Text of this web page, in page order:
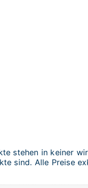
stehen in keiner
sind. Alle Preise